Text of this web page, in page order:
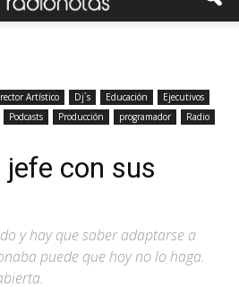
Artístico Dj`s Educación
Ejecutivos
Podcasts Producción programador
Radio
con sus
y hay que saber adaptarse a
puede que hoy no lo haga.